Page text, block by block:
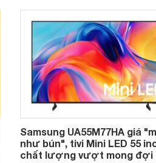
được trang bị công nghệ màn
RGB hoàn toàn mới
Samsung UA55M77HA giá
như bún", tivi Mini LED 55
chất lượng vượt mong đợi